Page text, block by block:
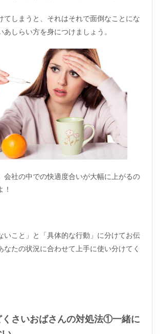
てしまうと、それはそれで面倒なことにな
あしらい方を身につけましょう。
会社の中での快適度合いが大幅に上がるの
！
いこと」と「具体的な行動」に分けてお伝
なたの状況に合わせて上手に使い分けてく
くさいおばさんの対処法①一緒に